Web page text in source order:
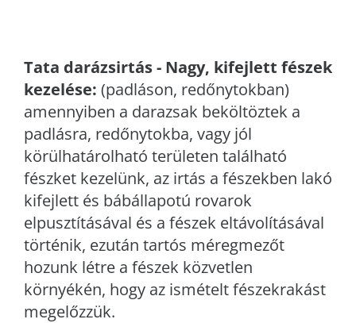
Tata darázsirtás - Nagy, kifejlett fészek
kezelése: (padláson, redőnytokban)
amennyiben a darazsak beköltöztek a
padlásra, redőnytokba, vagy jól
körülhatárolható területen található
fészket kezelünk, az irtás a fészekben lakó
kifejlett és bábállapotú rovarok
elpusztításával és a fészek eltávolításával
történik, ezután tartós méregmezőt
hozunk létre a fészek közvetlen
környékén, hogy az ismételt fészekrakást
megelőzzük.